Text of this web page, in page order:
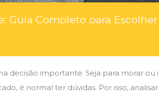
Guia Completo para
decisão importante. Seja para morar
é normal ter dúvidas. Por isso,